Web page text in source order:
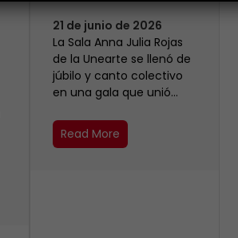
21 de junio de 2026
​La Sala Anna Julia Rojas
de la Unearte se llenó de
júbilo y canto colectivo
en una gala que unió…
Read More